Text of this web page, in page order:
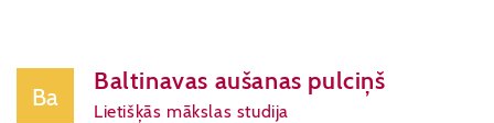
Ba
Baltinavas aušanas pulciņš
Lietišķās mākslas studija